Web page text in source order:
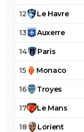
12 Le Havre
13 Auxerre
14 Paris
15 Monaco
16 Troyes
17 Le Mans
18 Lorient